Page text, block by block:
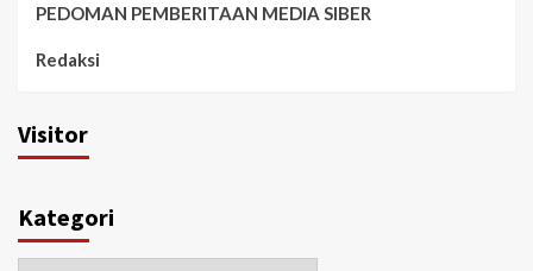
PEDOMAN PEMBERITAAN MEDIA SIBER
Redaksi
Visitor
Kategori